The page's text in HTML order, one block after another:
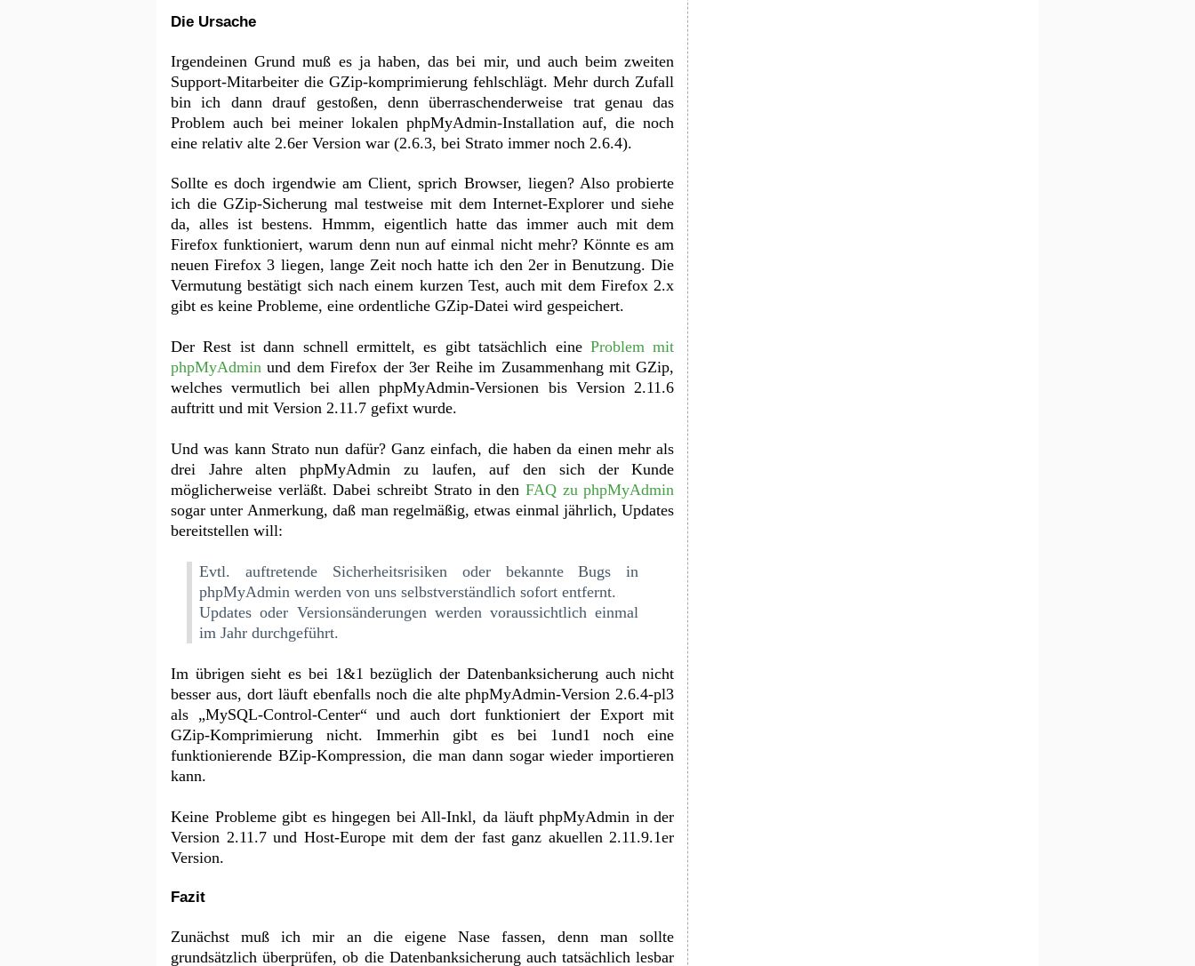
Die Ursache
Irgendeinen Grund muß es ja haben, das bei mir, und auch beim zweiten
Support-Mitarbeiter die GZip-komprimierung fehlschlägt. Mehr durch Zufall
bin ich dann drauf gestoßen, denn überraschenderweise trat genau das
Problem auch bei meiner lokalen phpMyAdmin-Installation auf, die noch
eine relativ alte 2.6er Version war (2.6.3, bei Strato immer noch 2.6.4).
Sollte es doch irgendwie am Client, sprich Browser, liegen? Also probierte
ich die GZip-Sicherung mal testweise mit dem Internet-Explorer und siehe
da, alles ist bestens. Hmmm, eigentlich hatte das immer auch mit dem
Firefox funktioniert, warum denn nun auf einmal nicht mehr? Könnte es am
neuen Firefox 3 liegen, lange Zeit noch hatte ich den 2er in Benutzung. Die
Vermutung bestätigt sich nach einem kurzen Test, auch mit dem Firefox 2.x
gibt es keine Probleme, eine ordentliche GZip-Datei wird gespeichert.
Der Rest ist dann schnell ermittelt, es gibt tatsächlich eine Problem mit
phpMyAdmin und dem Firefox der 3er Reihe im Zusammenhang mit GZip,
welches vermutlich bei allen phpMyAdmin-Versionen bis Version 2.11.6
auftritt und mit Version 2.11.7 gefixt wurde.
Und was kann Strato nun dafür? Ganz einfach, die haben da einen mehr als
drei Jahre alten phpMyAdmin zu laufen, auf den sich der Kunde
möglicherweise verläßt. Dabei schreibt Strato in den FAQ zu phpMyAdmin
sogar unter Anmerkung, daß man regelmäßig, etwas einmal jährlich, Updates
bereitstellen will:
Evtl. auftretende Sicherheitsrisiken oder bekannte Bugs in
phpMyAdmin werden von uns selbstverständlich sofort entfernt.
Updates oder Versionsänderungen werden voraussichtlich einmal
im Jahr durchgeführt.
Im übrigen sieht es bei 1&1 bezüglich der Datenbanksicherung auch nicht
besser aus, dort läuft ebenfalls noch die alte phpMyAdmin-Version 2.6.4-pl3
als „MySQL-Control-Center“ und auch dort funktioniert der Export mit
GZip-Komprimierung nicht. Immerhin gibt es bei 1und1 noch eine
funktionierende BZip-Kompression, die man dann sogar wieder importieren
kann.
Keine Probleme gibt es hingegen bei All-Inkl, da läuft phpMyAdmin in der
Version 2.11.7 und Host-Europe mit dem der fast ganz akuellen 2.11.9.1er
Version.
Fazit
Zunächst muß ich mir an die eigene Nase fassen, denn man sollte
grundsätzlich überprüfen, ob die Datenbanksicherung auch tatsächlich lesbar